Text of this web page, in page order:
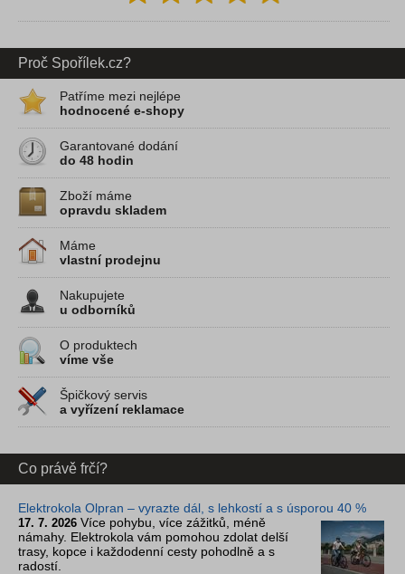
Proč Spořílek.cz?
Patříme mezi nejlépe
hodnocené e-shopy
Garantované dodání
do 48 hodin
Zboží máme
opravdu skladem
Máme
vlastní prodejnu
Nakupujete
u odborníků
O produktech
víme vše
Špičkový servis
a vyřízení reklamace
Co právě frčí?
Elektrokola Olpran – vyrazte dál, s lehkostí a s úsporou 40 %
17. 7. 2026 Více pohybu, více zážitků, méně
námahy. Elektrokola vám pomohou zdolat delší
trasy, kopce i každodenní cesty pohodlně a s
radostí.